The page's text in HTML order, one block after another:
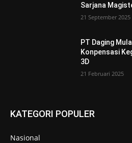
Sarjana
21 September 2025
PT Daging
Konpensasi
3D
21 Februari 2025
KATEGORI POPULER
Nasional